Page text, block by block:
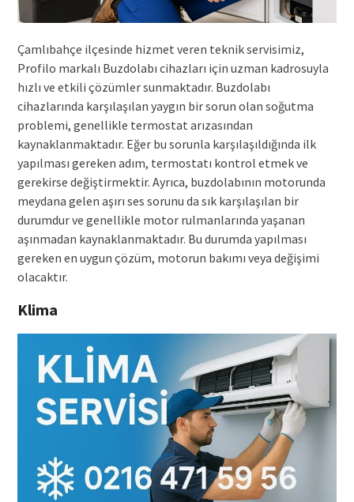
Çamlıbahçe ilçesinde hizmet veren teknik servisimiz,
Profilo markalı Buzdolabı cihazları için uzman kadrosuyla
hızlı ve etkili çözümler sunmaktadır. Buzdolabı
cihazlarında karşılaşılan yaygın bir sorun olan soğutma
problemi, genellikle termostat arızasından
kaynaklanmaktadır. Eğer bu sorunla karşılaşıldığında ilk
yapılması gereken adım, termostatı kontrol etmek ve
gerekirse değiştirmektir. Ayrıca, buzdolabının motorunda
meydana gelen aşırı ses sorunu da sık karşılaşılan bir
durumdur ve genellikle motor rulmanlarında yaşanan
aşınmadan kaynaklanmaktadır. Bu durumda yapılması
gereken en uygun çözüm, motorun bakımı veya değişimi
olacaktır.
Klima